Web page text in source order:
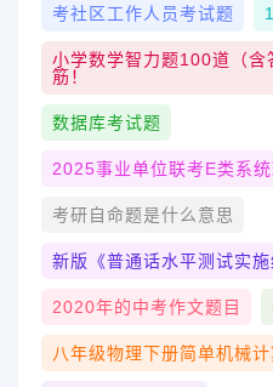
考社区工作人员考试题
小学数学智力题100道（
筋！
数据库考试题
2025事业单位联考E类系
考研自命题是什么意思
新版《普通话水平测试实
2020年的中考作文题目
八年级物理下册简单机械